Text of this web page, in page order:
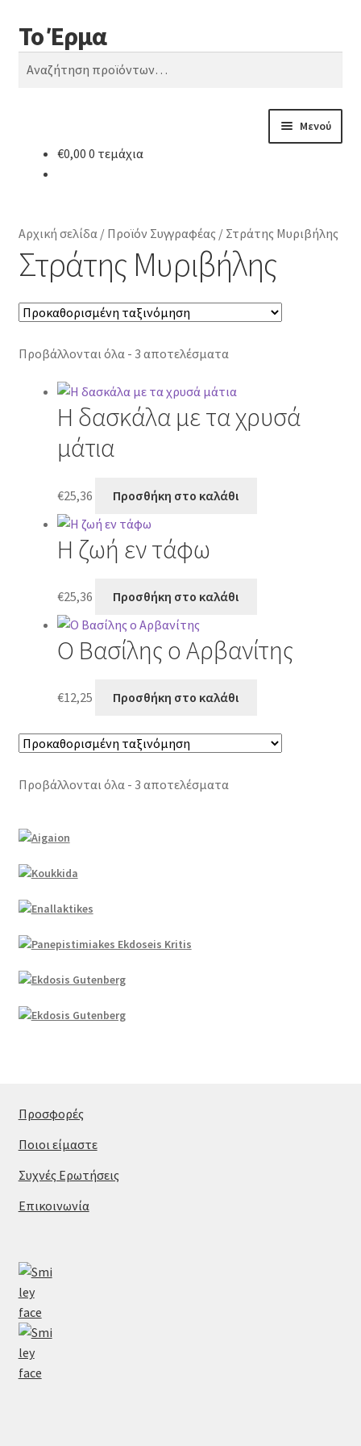
Απευθείας
μετάβαση
στην
Μετάβαση
σε
περιεχόμενο
Το Έρμα
Αναζήτηση
Αναζήτηση
Μενού
Κατηγορίες Βιβλίων
€0,00 0 τεμάχια
Αρχική σελίδα/ Προϊόν Συγγραφέας / Στράτης Μυριβήλης
Στράτης Μυριβήλης
Προβάλλονται όλα - 3 αποτελέσματα
Η δασκάλα με τα χρυσά
μάτια
€25,36 Προσθήκη στο καλάθι
Η ζωή εν τάφω
€25,36 Προσθήκη στο καλάθι
Ο Βασίλης ο Αρβανίτης
€12,25 Προσθήκη στο καλάθι
Προβάλλονται όλα - 3 αποτελέσματα
Προσφορές
Ποιοι είμαστε
Συχνές Ερωτήσεις
Επικοινωνία